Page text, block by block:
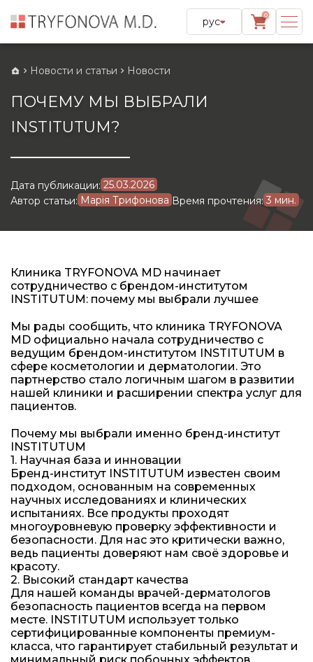
рус
0
Новости и статьи Новости
ПОЧЕМУ МЫ ВЫБРАЛИ
INSTITUTUM?
Дата публикации: 25.03.2026
Автор статьи: Марія Трифонова Время прочтения: 3 мин.
Клиника TRYFONOVA MD начинает
сотрудничество с брендом-институтом
INSTITUTUM: почему мы выбрали лучшее
Мы рады сообщить, что клиника TRYFONOVA
MD официально начала сотрудничество с
ведущим брендом-институтом INSTITUTUM в
сфере косметологии и дерматологии. Это
партнерство стало логичным шагом в развитии
нашей клиники и расширении спектра услуг для
пациентов.
Почему мы выбрали именно бренд-институт
INSTITUTUM
1. Научная база и инновации
Бренд-институт INSTITUTUM известен своим
подходом, основанным на современных
научных исследованиях и клинических
испытаниях. Все продукты проходят
многоуровневую проверку эффективности и
безопасности. Для нас это критически важно,
ведь пациенты доверяют нам своё здоровье и
красоту.
2. Высокий стандарт качества
Для нашей команды врачей-дерматологов
безопасность пациентов всегда на первом
месте. INSTITUTUM использует только
сертифицированные компоненты премиум-
класса, что гарантирует стабильный результат и